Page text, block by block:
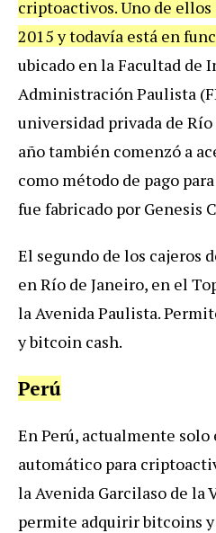
criptoactivos. Uno de
2015 y todavía está en
ubicado en la Facultad de
Administración Paulista
universidad privada de Río
año también comenzó a
como método de pago
fue fabricado por Genesis
El segundo de los cajeros
en Río de Janeiro, en el
la Avenida Paulista.
y bitcoin cash.
Perú
En Perú, actualmente
automático para
la Avenida Garcilaso de la
permite adquirir bitcoins y